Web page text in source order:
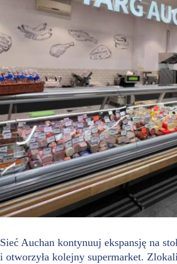
Sieć Auchan kontynuuj ekspansję na
i otworzyła kolejny supermarket.